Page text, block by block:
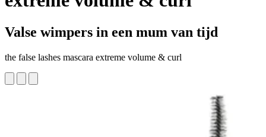
Valse wimpers in een mum van tijd
the false lashes mascara extreme volume & curl